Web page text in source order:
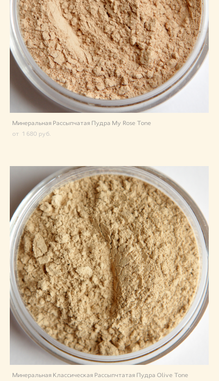
Минеральная Рассыпчатая Пудра My Rose Tone
от 1 680 pуб.
Минеральная Классическая Рассыпчтатая Пудра Olive Tone